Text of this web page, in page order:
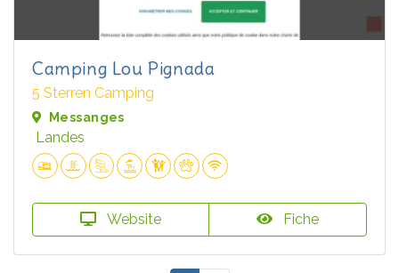
Camping Lou Pignada
5 Sterren Camping
Messanges
Landes
Website Fiche